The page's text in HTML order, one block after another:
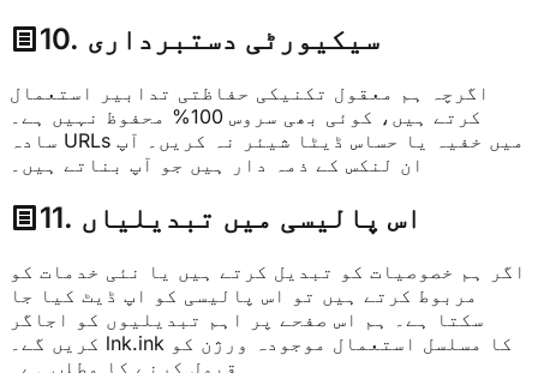
10. سیکیورٹی دستبرداری
اگرچہ ہم معقول تکنیکی حفاظتی تدابیر استعمال
کرتے ہیں، کوئی بھی سروس 100% محفوظ نہیں ہے۔
سادہ URLs میں خفیہ یا حساس ڈیٹا شیئر نہ کریں۔ آپ
ان لنکس کے ذمہ دار ہیں جو آپ بناتے ہیں۔
11. اس پالیسی میں تبدیلیاں
اگر ہم خصوصیات کو تبدیل کرتے ہیں یا نئی خدمات کو
مربوط کرتے ہیں تو اس پالیسی کو اپ ڈیٹ کیا جا
سکتا ہے۔ ہم اس صفحے پر اہم تبدیلیوں کو اجاگر
کریں گے۔ lnk.ink کا مسلسل استعمال موجودہ ورژن کو
قبول کرنے کا مطلب ہے۔